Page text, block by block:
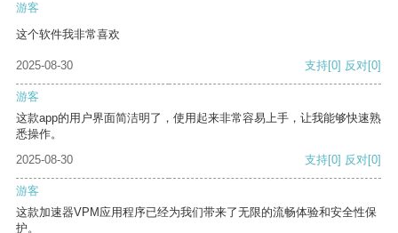
游客
这个软件我非常喜欢
2025-08-30 支持[0] 反对[0]
游客
这款app的用户界面简洁明了，使用起来非常容易上手，让我能够快速熟
悉操作。
2025-08-30
支持[0] 反对[0]
游客
这款加速器VPM应用程序已经为我们带来了无限的流畅体验和安全性保
护。